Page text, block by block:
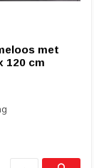
met
120 cm